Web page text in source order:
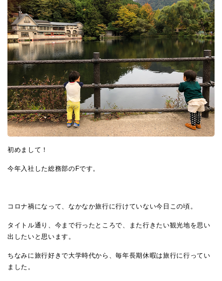
初めまして！
今年入社した総務部のFです。
コロナ禍になって、なかなか旅行に行けていない今日この頃。
タイトル通り、今まで行ったところで、また行きたい観光地を思い
出したいと思います。
ちなみに旅行好きで大学時代から、毎年長期休暇は旅行に行ってい
ました。